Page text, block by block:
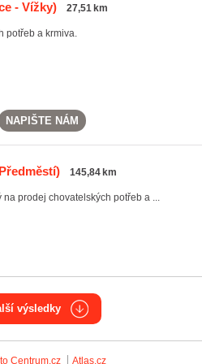
- Vížky) 27,51 km
potřeb a krmiva.
NAPIŠTE NÁM
145,84 km
prodej chovatelských potřeb a ...
výsledky
Centrum.cz Atlas.cz